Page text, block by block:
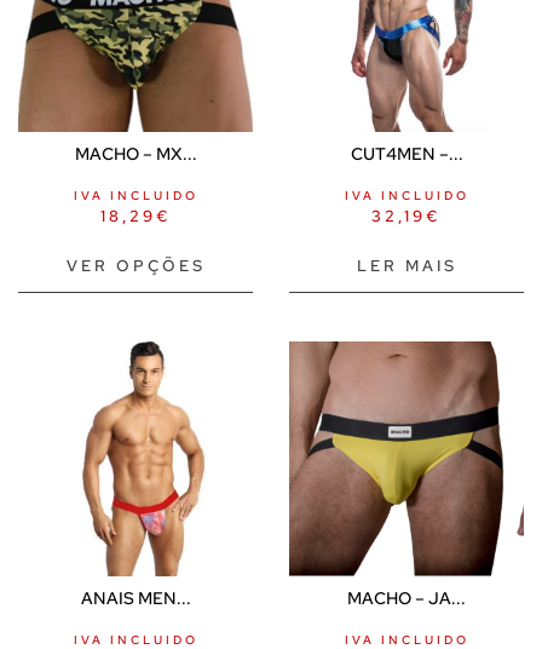
MACHO – MX...
18,29€
IVA INCLUIDO
VER OPÇÕES
CUT4MEN –...
32,19€
IVA INCLUIDO
LER MAIS
ANAIS MEN...
IVA INCLUIDO
MACHO – JA...
IVA INCLUIDO